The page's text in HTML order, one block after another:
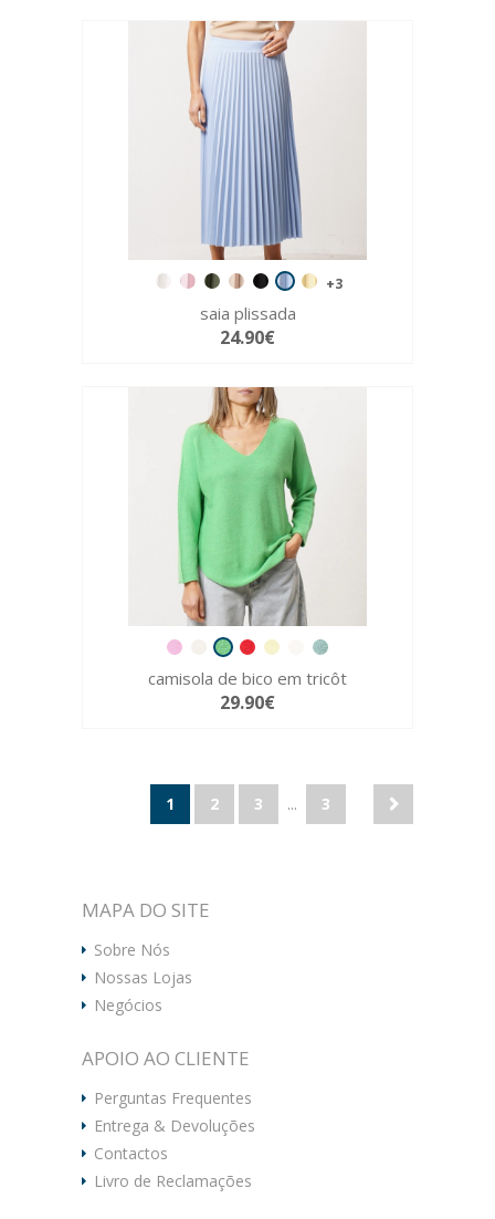
+3
saia plissada
24.90€
camisola de bico em tricôt
29.90€
1 2 3 ... 3
MAPA DO SITE
Sobre Nós
Nossas Lojas
Negócios
APOIO AO CLIENTE
Perguntas Frequentes
Entrega & Devoluções
Contactos
Livro de Reclamações